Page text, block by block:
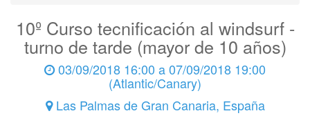
10º Curso tecnificación al windsurf -
turno de tarde (mayor de 10 años)
03/09/2018 16:00 a07/09/2018 19:00
(Atlantic/Canary)
Las Palmas de Gran Canaria, España